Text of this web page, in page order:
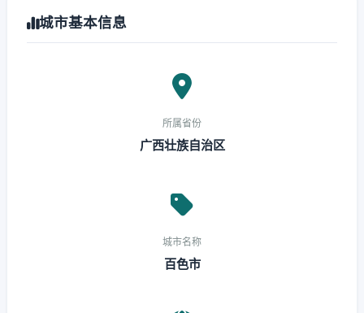
城市基本信息
所属省份
广西壮族自治区
城市名称
百色市